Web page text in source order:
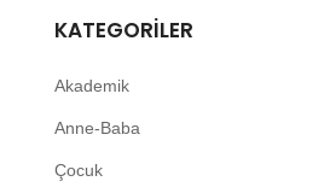
KATEGORILER
Akademik
Anne-Baba
Çocuk